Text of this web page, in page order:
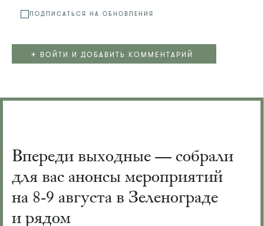
ПОДПИСАТЬСЯ НА ОБНОВЛЕНИЯ
+ ВОЙТИ И ДОБАВИТЬ КОММЕНТАРИЙ
Впереди выходные — собрали
для вас анонсы мероприятий
на 8-9 августа в Зеленограде
и рядом